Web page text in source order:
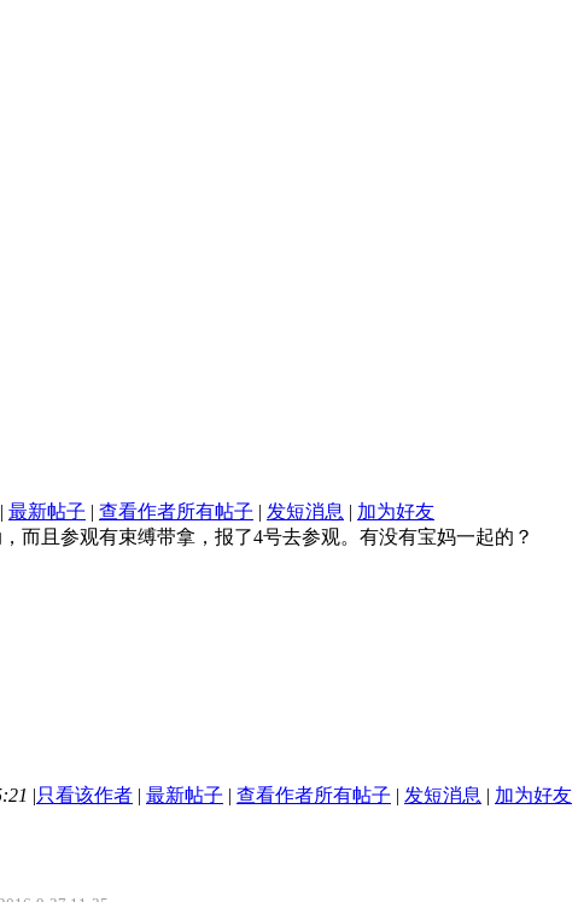
| 最新帖子 | 查看作者所有帖子 | 发短消息 | 加为好友
而且参观有束缚带拿，报了4号去参观。有没有宝妈一起的？
|只看该作者 | 最新帖子 | 查看作者所有帖子 | 发短消息 | 加为好友